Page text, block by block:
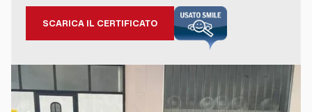
SCARICA IL CERTIFICATO